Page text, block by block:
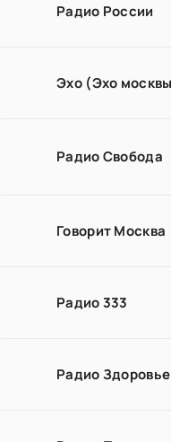
Радио России
Эхо (Эхо
Радио Свобода
Говорит Москва
Радио 333
Радио Здоровье